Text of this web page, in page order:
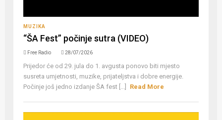
MUZIKA
“ŠA Fest” počinje sutra (VIDEO)
Free Radio 28/07/2026
Prijedor će od 29. jula do 1. avgusta ponovo biti mjesto
susreta umjetnosti, muzike, prijateljstva i dobre energije.
Počinje još jedno izdanje ŠA fest [...]
Read More